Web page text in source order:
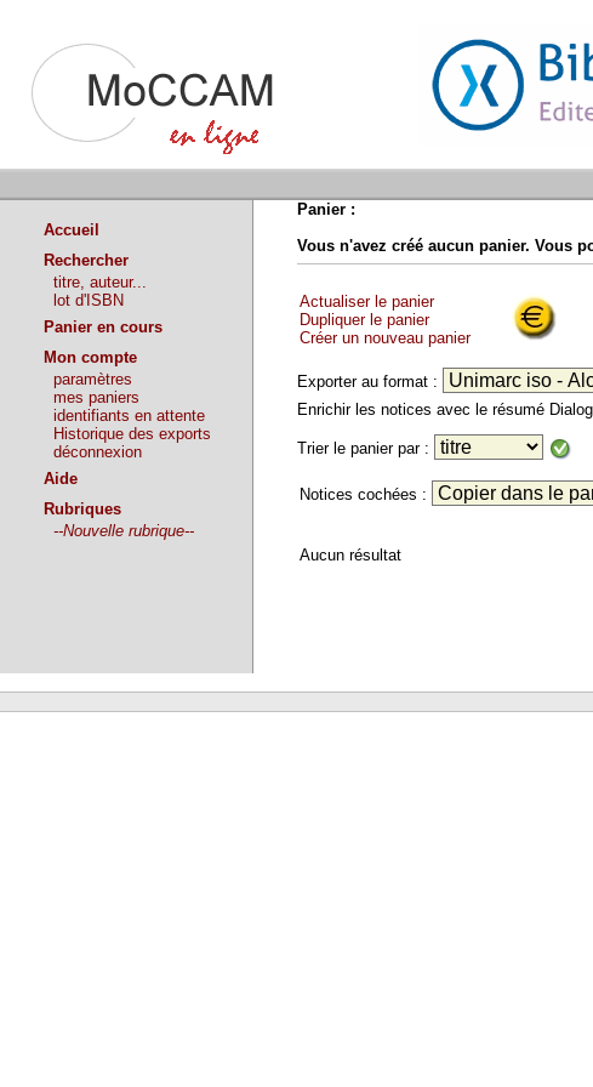
Accueil
Rechercher
titre, auteur...
lot d'ISBN
Panier en cours
Mon compte
paramètres
mes paniers
identifiants en attente
Historique des exports
déconnexion
Aide
Rubriques
--Nouvelle rubrique--
Panier :
Vous n'avez créé aucun panier. Vous
Actualiser le panier
Dupliquer le panier
Créer un nouveau panier
Exporter au format :
Enrichir les notices avec le résumé
Trier le panier par :
Notices cochées :
Aucun résultat